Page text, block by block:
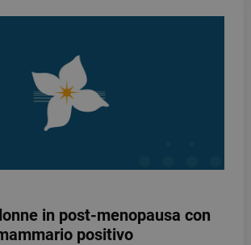
in post-menopausa con
positivo